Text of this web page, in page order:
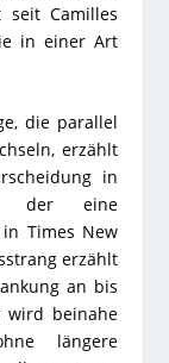
Camilles
in einer Art
die parallel
erzählt
in
– der eine
Times New
erzählt
an bis
wird beinahe
längere